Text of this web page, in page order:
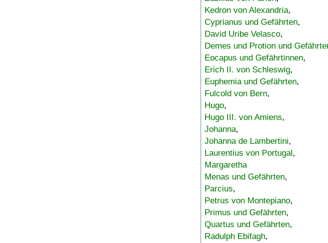
Kedron von Alexandria,
Cyprianus und Gefährten,
David Uribe Velasco,
Demes und Protion und
Eocapus und Gefährtinnen,
Erich II. von Schleswig,
Euphemia und Gefährten,
Fulcold von Bern,
Hugo,
Hugo III. von Amiens,
Johanna,
Johanna de Lambertini,
Laurentius von Portugal,
Margaretha
Menas und Gefährten,
Parcius,
Petrus von Montepiano,
Primus und Gefährten,
Quartus und Gefährten,
Radulph Ebifagh,